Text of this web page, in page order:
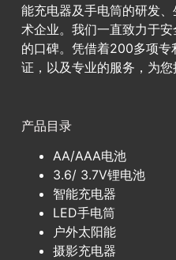
能充电器及手电筒的研发
术企业。我们一直致力于
的口碑。凭借着200多项
证，以及专业的服务，为您
产品目录
AA/AAA电池
3.6/ 3.7V锂电池
智能充电器
LED手电筒
户外太阳能
摄影充电器